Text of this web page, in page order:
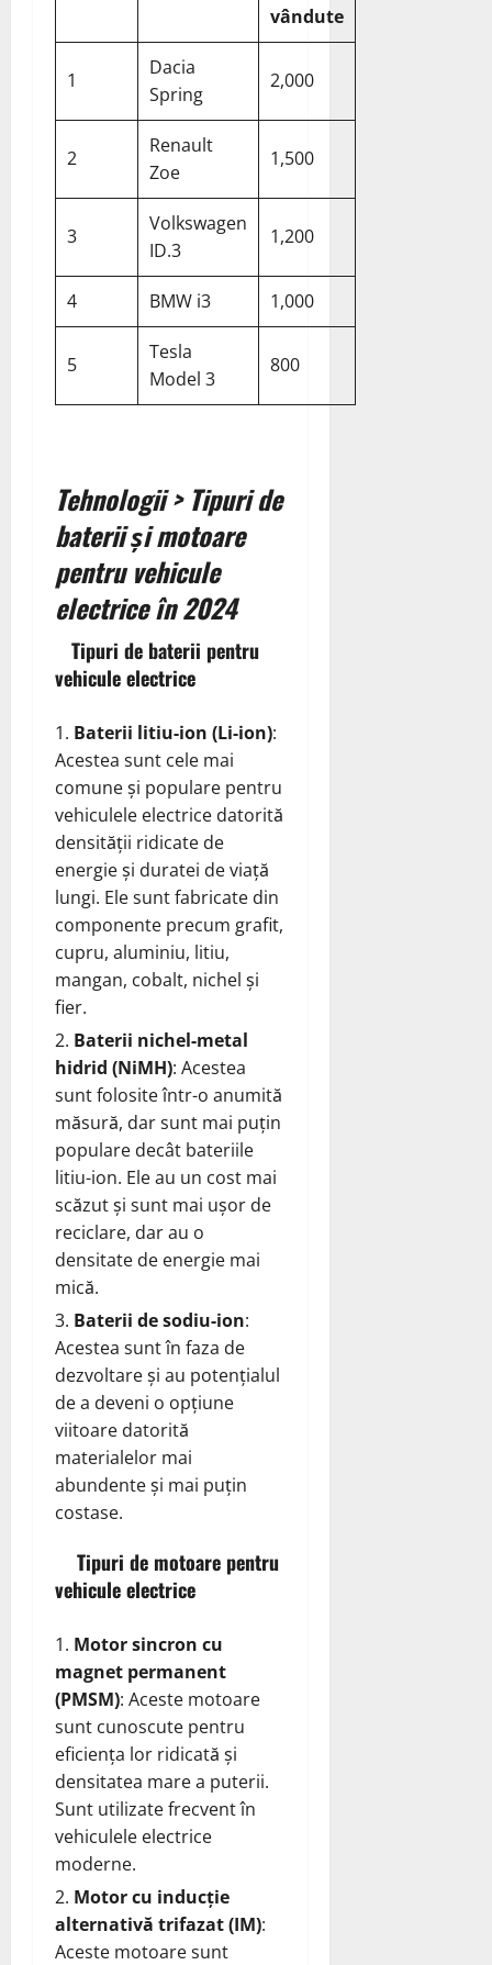
vândute
1
Dacia
Spring
2,000
2
Renault
Zoe
1,500
3
Volkswagen
ID.3
1,200
4 BMW i3 1,000
5
Tesla
Model 3
800
Tehnologii > Tipuri de
baterii și motoare
pentru vehicule
electrice în 2024
Tipuri de baterii pentru
vehicule electrice
Baterii litiu-ion (Li-ion):
Acestea sunt cele mai
comune și populare pentru
vehiculele electrice datorită
densității ridicate de
energie și duratei de viață
lungi. Ele sunt fabricate din
componente precum grafit,
cupru, aluminiu, litiu,
mangan, cobalt, nichel și
fier.
Baterii nichel-metal
hidrid (NiMH): Acestea
sunt folosite într-o anumită
măsură, dar sunt mai puțin
populare decât bateriile
litiu-ion. Ele au un cost mai
scăzut și sunt mai ușor de
reciclare, dar au o
densitate de energie mai
mică.
Baterii de sodiu-ion:
Acestea sunt în faza de
dezvoltare și au potențialul
de a deveni o opțiune
viitoare datorită
materialelor mai
abundente și mai puțin
costase.
Tipuri de motoare pentru
vehicule electrice
Motor sincron cu
magnet permanent
(PMSM): Aceste motoare
sunt cunoscute pentru
eficiența lor ridicată și
densitatea mare a puterii.
Sunt utilizate frecvent în
vehiculele electrice
moderne.
Motor cu inducție
alternativă trifazat (IM):
Aceste motoare sunt